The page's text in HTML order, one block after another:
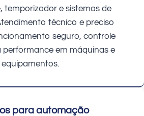
temporizador e sistemas de
técnico e preciso
seguro, controle
performance em máquinas e
equipamentos.
para automação